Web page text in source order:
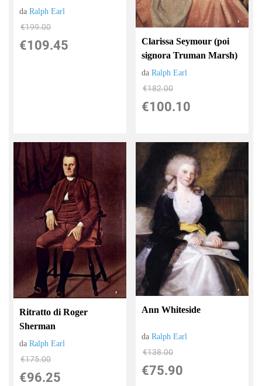
daRalph Earl
€199.00
€109.45
Clarissa Seymour (poi
signora Truman Marsh)
daRalph Earl
€182.00
€100.10
Ritratto di Roger
Sherman
daRalph Earl
€175.00
€96.25
Ann Whiteside
daRalph Earl
€138.00
€75.90